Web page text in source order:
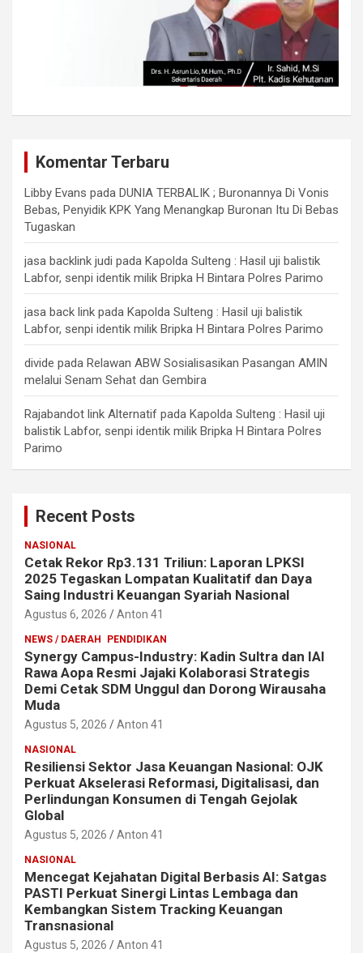
Komentar Terbaru
Libby Evans pada DUNIA TERBALIK ; Buronannya Di Vonis
Bebas, Penyidik KPK Yang Menangkap Buronan Itu Di Bebas
Tugaskan
jasa backlink judi pada Kapolda Sulteng : Hasil uji balistik
Labfor, senpi identik milik Bripka H Bintara Polres Parimo
jasa back link pada Kapolda Sulteng : Hasil uji balistik
Labfor, senpi identik milik Bripka H Bintara Polres Parimo
divide pada Relawan ABW Sosialisasikan Pasangan AMIN
melalui Senam Sehat dan Gembira
Rajabandot link Alternatif pada Kapolda Sulteng : Hasil uji
balistik Labfor, senpi identik milik Bripka H Bintara Polres
Parimo
Recent Posts
NASIONAL
Cetak Rekor Rp3.131 Triliun: Laporan LPKSI
2025 Tegaskan Lompatan Kualitatif dan Daya
Saing Industri Keuangan Syariah Nasional
Agustus 6, 2026 Anton 41
NEWS / DAERAH PENDIDIKAN
Synergy Campus-Industry: Kadin Sultra dan IAI
Rawa Aopa Resmi Jajaki Kolaborasi Strategis
Demi Cetak SDM Unggul dan Dorong Wirausaha
Muda
Agustus 5, 2026 Anton 41
NASIONAL
Resiliensi Sektor Jasa Keuangan Nasional: OJK
Perkuat Akselerasi Reformasi, Digitalisasi, dan
Perlindungan Konsumen di Tengah Gejolak
Global
Agustus 5, 2026 Anton 41
NASIONAL
Mencegat Kejahatan Digital Berbasis AI: Satgas
PASTI Perkuat Sinergi Lintas Lembaga dan
Kembangkan Sistem Tracking Keuangan
Transnasional
Agustus 5, 2026 Anton 41